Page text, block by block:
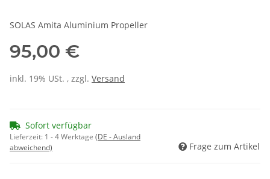
SOLAS Amita Aluminium Propeller
95,00 €
inkl. 19% USt. , zzgl. Versand
Sofort verfügbar
Lieferzeit: 1 - 4 Werktage (DE - Ausland
abweichend)
Frage zum Artikel